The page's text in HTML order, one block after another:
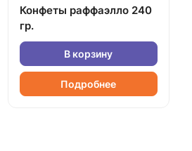
Конфеты раффаэлло 240
гр.
В корзину
Подробнее